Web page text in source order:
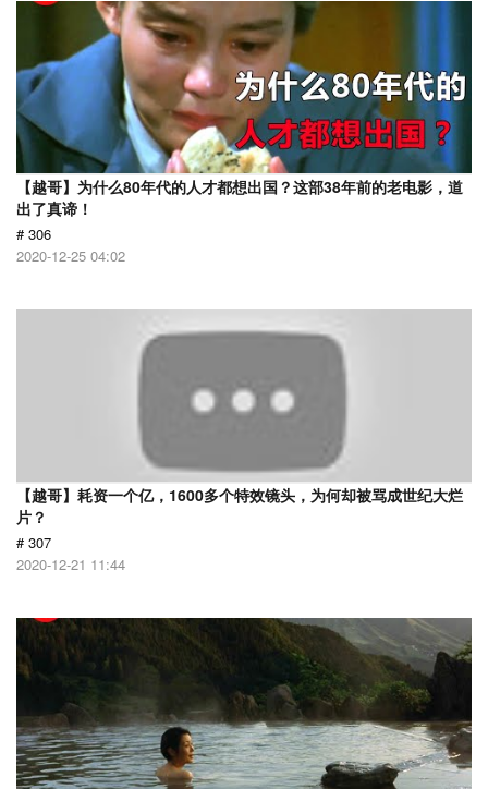
【越哥】为什么80年代的人才都想出国？这部38年前的老电影，道
出了真谛！
# 306
2020-12-25 04:02
【越哥】耗资一个亿，1600多个特效镜头，为何却被骂成世纪大烂
片？
# 307
2020-12-21 11:44